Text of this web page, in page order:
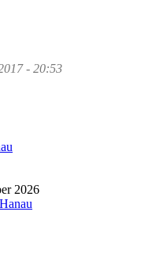
- 20:53
2026